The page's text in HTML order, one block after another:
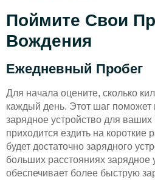
Поймите Свои
Вождения
Ежедневный Пробег
Для начала оцените, сколько
каждый день. Этот шаг
зарядное устройство для
приходится ездить на короткие
будет достаточно зарядного
больших расстояниях зарядное
обеспечивает более быструю